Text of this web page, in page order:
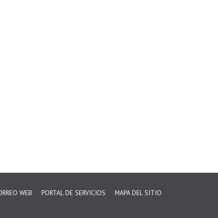
WEB PORTAL DE SERVICIOS MAPA DEL SITIO